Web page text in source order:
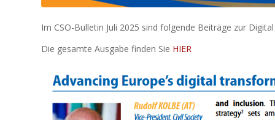
Im CSO-Bulletin Juli 2025 sind folgende Beiträge zur
Die gesamte Ausgabe finden Sie HIER